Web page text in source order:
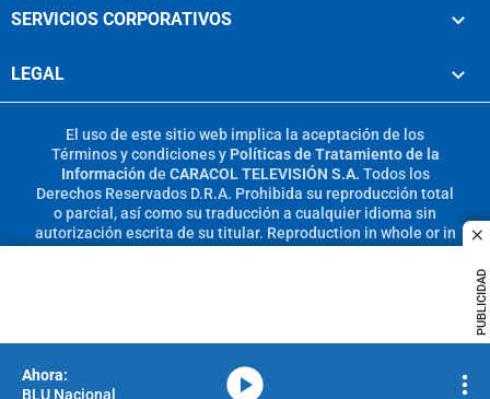
PUBLICIDAD
SERVICIOS CORPORATIVOS
LEGAL
El uso de este sitio web implica la aceptación de los
Términos y condicionesy Políticas de Tratamiento de la
Información de CARACOL TELEVISIÓN S.A. Todos los
Derechos Reservados D.R.A. Prohibida su reproducción total
o parcial, así como su traducción a cualquier idioma sin
autorización escrita de su titular. Reproduction in whole or in
BLU Nacional